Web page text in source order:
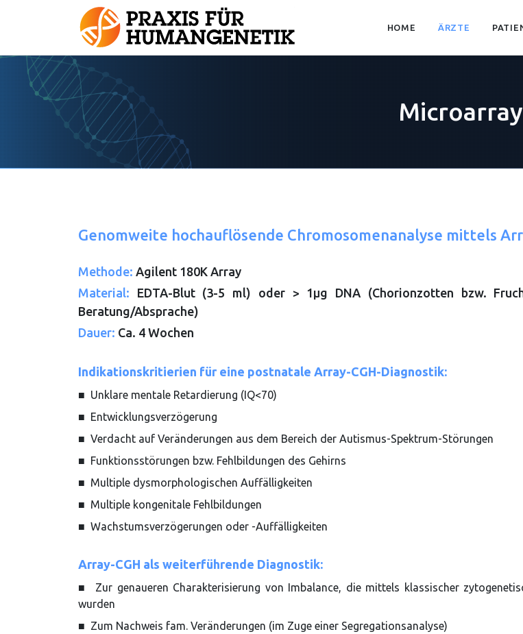
HOME ÄRZTE
Microarray
Genomweite hochauflösende Chromosomenanalyse mittels
Methode: Agilent 180K Array
Material: EDTA-Blut (3-5 ml) oder > 1µg DNA (Chorionzotten bzw.
Beratung/Absprache)
Dauer: Ca. 4 Wochen
Indikationskritierien für eine postnatale Array-CGH-Diagnostik:
■ Unklare mentale Retardierung (IQ<70)
■ Entwicklungsverzögerung
■ Verdacht auf Veränderungen aus dem Bereich der Autismus-Spektrum-Störungen
■ Funktionsstörungen bzw. Fehlbildungen des Gehirns
■ Multiple dysmorphologischen Auffälligkeiten
■ Multiple kongenitale Fehlbildungen
■ Wachstumsverzögerungen oder -Auffälligkeiten
Array-CGH als weiterführende Diagnostik:
■ Zur genaueren Charakterisierung von Imbalance, die mittels klassischer
wurden
■ Zum Nachweis fam. Veränderungen (im Zuge einer Segregationsanalyse)